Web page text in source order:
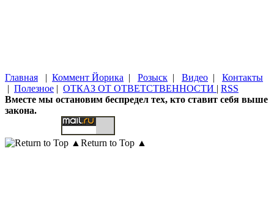
Главная | Коммент Йорика | Розыск | Видео | Контакты
| Полезное | ОТКАЗ ОТ ОТВЕТСТВЕННОСТИ | RSS
Вместе мы остановим беспредел тех, кто ставит себя выше
закона.
Return to Top ▲